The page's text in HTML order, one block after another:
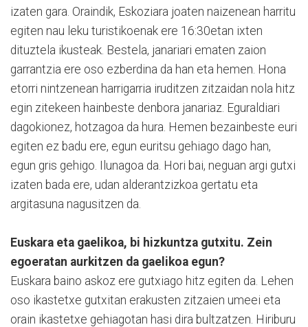
izaten gara. Oraindik, Eskoziara joaten naizenean harritu
egiten nau leku turistikoenak ere 16:30etan ixten
dituztela ikusteak. Bestela, janariari ematen zaion
garrantzia ere oso ezberdina da han eta hemen. Hona
etorri nintzenean harrigarria iruditzen zitzaidan nola hitz
egin zitekeen hainbeste denbora janariaz. Eguraldiari
dagokionez, hotzagoa da hura. Hemen bezainbeste euri
egiten ez badu ere, egun euritsu gehiago dago han,
egun gris gehigo. Ilunagoa da. Hori bai, neguan argi gutxi
izaten bada ere, udan alderantzizkoa gertatu eta
argitasuna nagusitzen da.
Euskara eta gaelikoa, bi hizkuntza gutxitu. Zein
egoeratan aurkitzen da gaelikoa egun?
Euskara baino askoz ere gutxiago hitz egiten da. Lehen
oso ikastetxe gutxitan erakusten zitzaien umeei eta
orain ikastetxe gehiagotan hasi dira bultzatzen. Hiriburu